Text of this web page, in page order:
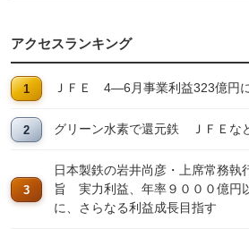
アクセスランキング
ＪＦＥ 4―6月事業利益323億円
グリーン水素で還元鉄 ＪＦＥな
日本製鉄の岩井尚彦・上席常務執
旨 実力利益、年率９０００億
に、さらなる利益成長目指す